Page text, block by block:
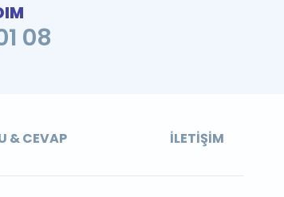
08
& CEVAP İLETIŞIM